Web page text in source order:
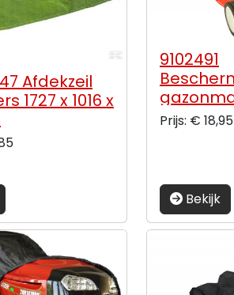
Afdekzeil
1727 x 1016 x
9102491
zwart
Prijs: € 18,95
Bekijk